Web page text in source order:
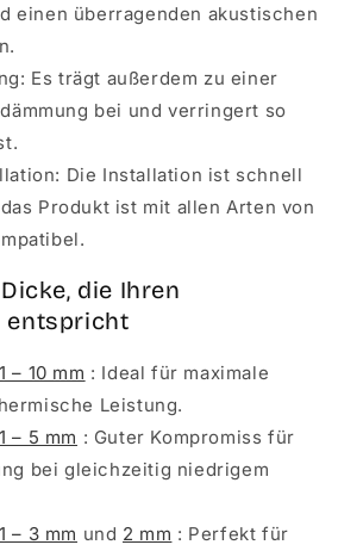
einen überragenden akustischen
Es trägt außerdem zu einer
bei und verringert so
Die Installation ist schnell
Produkt ist mit allen Arten von
die Ihren
entspricht
– 10 mm : Ideal für maximale
Leistung.
– 5 mm : Guter Kompromiss für
bei gleichzeitig niedrigem
– 3 mm und 2 mm : Perfekt für